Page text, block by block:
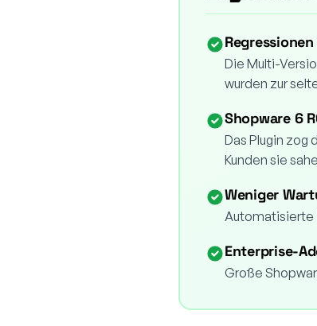
Die Multi-
wurden zur
Shopware 6
Das Plugin zog
Kunden sie
Weniger
Automatisierte
Enterprise-
Große